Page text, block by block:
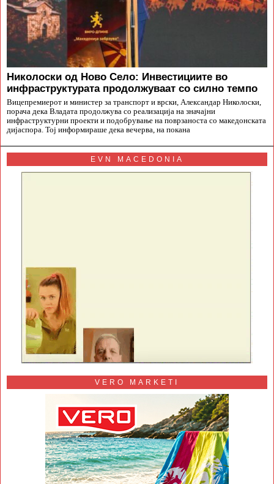
Николоски од Ново Село: Инвестициите во
инфраструктурата продолжуваат со силно темпо
Вицепремиерот и министер за транспорт и врски, Александар Николоски,
порача дека Владата продолжува со реализација на значајни
инфраструктурни проекти и подобрување на поврзаноста со македонската
дијаспора. Тој информираше дека вечерва, на покана
EVN MACEDONIA
VERO MARKETI